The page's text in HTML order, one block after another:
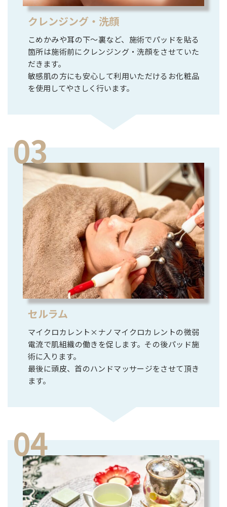
クレンジング・洗顔
こめかみや耳の下～裏など、施術でパッドを貼る
箇所は施術前にクレンジング・洗顔をさせていた
だきます。
敏感肌の方にも安心して利用いただけるお化粧品
を使用してやさしく行います。
セルラム
マイクロカレント×ナノマイクロカレントの微弱
電流で肌組織の働きを促します。その後パッド施
術に入ります。
最後に頭皮、首のハンドマッサージをさせて頂き
ます。